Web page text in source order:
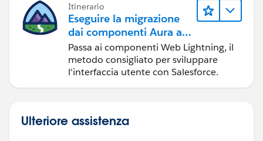
Itinerario
Eseguire la migrazione
dai componenti Aura ai
componenti Web
Lightning
Passa ai componenti Web Lightning, il
metodo consigliato per sviluppare
l'interfaccia utente con Salesforce.
Ulteriore assistenza